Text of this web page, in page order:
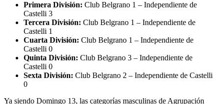
Primera División: Club Belgrano 1 – Independiente de
Castelli 3
Tercera División: Club Belgrano 1 – Independiente de
Castelli 1
Cuarta División: Club Belgrano 1 – Independiente de
Castelli 0
Quinta División: Club Belgrano 3 – Independiente de
Castelli 0
Sexta División: Club Belgrano 2 – Independiente de Castelli
0
Ya siendo Domingo 13, las categorías masculinas de Agrupación